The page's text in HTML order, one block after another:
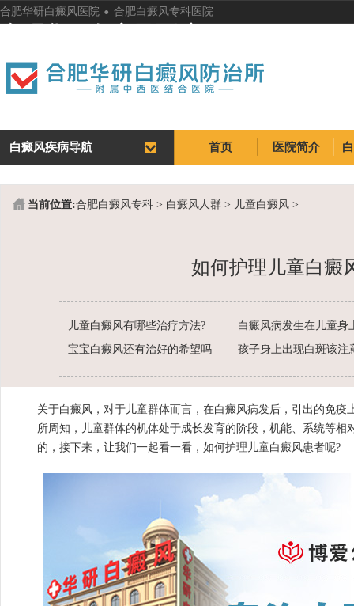
合肥华研白癜风医院 . 合肥白癜风专科医院
首页
首页
医院简介
医院简介
白癜风疾病导航
当前位置:合肥白癜风专科 > 白癜风人群 > 儿童白癜风 >
如何护理儿童白癜
儿童白癜风有哪些治疗方法?
宝宝白癜风还有治好的希望吗
关于白癜风，对于儿童群体而言，在白癜风病发后，引出的免疫
所周知，儿童群体的机体处于成长发育的阶段，机能、系统等相
的，接下来，让我们一起看一看，如何护理儿童白癜风患者呢?